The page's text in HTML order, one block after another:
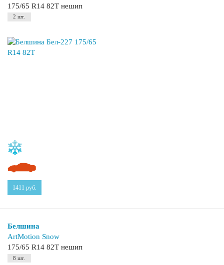
175/65 R14 82T нешип
2 шт.
1411 руб.
Белшина
ArtMotion Snow
175/65 R14 82T нешип
8 шт.